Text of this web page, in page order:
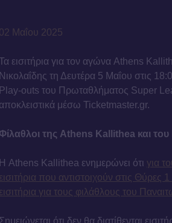
02 Μαΐου 2025
εισιτήρια για τον αγώνα Athens
Νικολαΐδης τη Δευτέρα 5 Μαΐου στις
Play-outs του Πρωταθλήματος Super
αποκλειστικά μέσω Ticketmaster.gr.
Φίλαθλοι της Athens Kallithea και
Η Athens Kallithea ενημερώνει ότι για
εισιτήρια που αντιστοιχούν στις Θύρες
εισιτήρια για τους φιλάθλους του
Σημειώνεται ότι δεν θα διατίθενται